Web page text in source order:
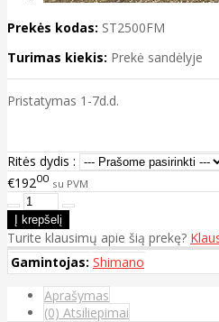
Prekės kodas: ST2500FM
Turimas kiekis: Prekė sandėlyje
Pristatymas 1-7d.d.
Ritės dydis :
€19200 su PVM
Turite klausimų apie šią prekę?
Gamintojas: Shimano
Aprašymas
(0) Atsiliepimai